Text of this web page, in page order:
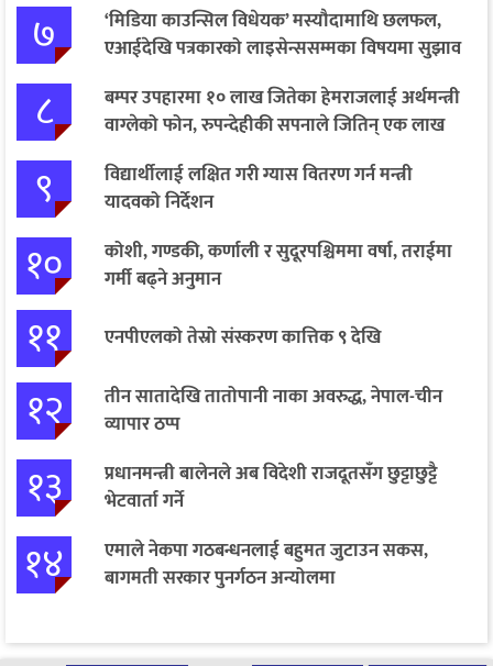
७
‘मिडिया काउन्सिल विधेयक’ मस्यौदामाथि छलफल,
एआईदेखि पत्रकारको लाइसेन्ससम्मका विषयमा सुझाव
८
बम्पर उपहारमा १० लाख जितेका हेमराजलाई अर्थमन्त्री
वाग्लेको फोन, रुपन्देहीकी सपनाले जितिन् एक लाख
९
विद्यार्थीलाई लक्षित गरी ग्यास वितरण गर्न मन्त्री
यादवको निर्देशन
१०
कोशी, गण्डकी, कर्णाली र सुदूरपश्चिममा वर्षा, तराईमा
गर्मी बढ्ने अनुमान
११ एनपीएलको तेस्रो संस्करण कात्तिक ९ देखि
१२
तीन सातादेखि तातोपानी नाका अवरुद्ध, नेपाल-चीन
व्यापार ठप्प
१३
प्रधानमन्त्री बालेनले अब विदेशी राजदूतसँग छुट्टाछुट्टै
भेटवार्ता गर्ने
१४
एमाले नेकपा गठबन्धनलाई बहुमत जुटाउन सकस,
बागमती सरकार पुनर्गठन अन्योलमा